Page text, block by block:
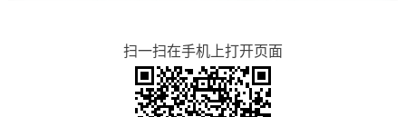
扫一扫在手机上打开页面